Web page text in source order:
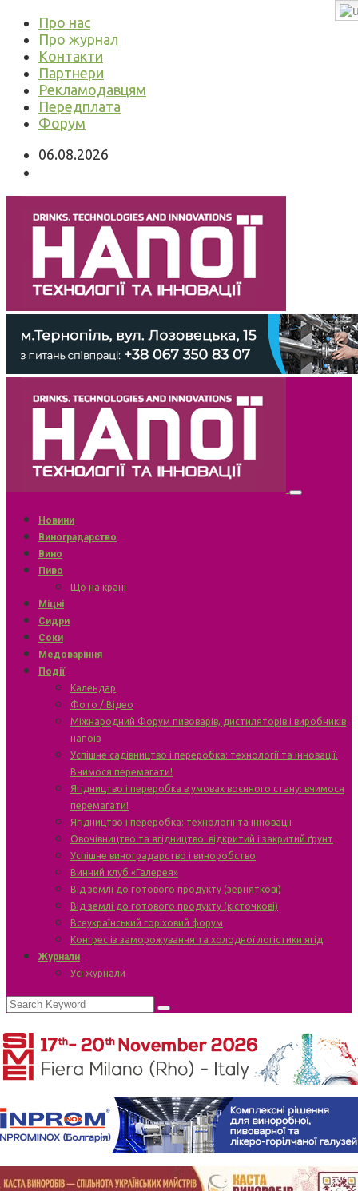
Про нас
Про журнал
Контакти
Партнери
Рекламодавцям
Передплата
Форум
06.08.2026
Новини
Виноградарство
Вино
Пиво
Що на крані
Міцні
Сидри
Соки
Медоваріння
Події
Календар
Фото / Відео
Міжнародний Форум пивоварів, дистиляторів і виробників
напоїв
Успішне садівництво і переробка: технології та інновації.
Вчимося перемагати!
Ягідництво і переробка в умовах воєнного стану: вчимося
перемагати!
Ягідництво і переробка: технології та інновації
Овочівництво та ягідництво: відкритий і закритий ґрунт
Успішне виноградарство і виноробство
Винний клуб «Галерея»
Від землі до готового продукту (зерняткові)
Від землі до готового продукту (кісточкові)
Всеукраїнський горіховий форум
Конгрес із заморожування та холодної логістики ягід
Журнали
Усі журнали